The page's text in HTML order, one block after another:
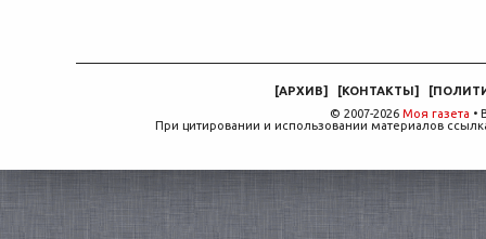
[АРХИВ] [КОНТАКТЫ] [
© 2007-2026 Моя газета •
При цитировании и использовании материалов